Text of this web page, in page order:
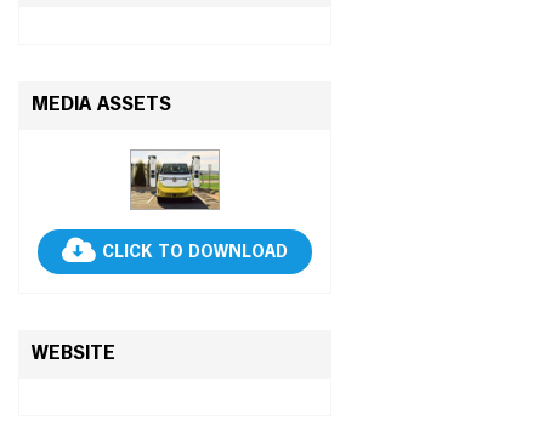
MEDIA ASSETS
CLICK TO DOWNLOAD
WEBSITE